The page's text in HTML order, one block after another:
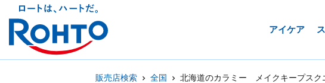
アイケア
販売店検索 全国 北海道のカラミー メイクキープスク